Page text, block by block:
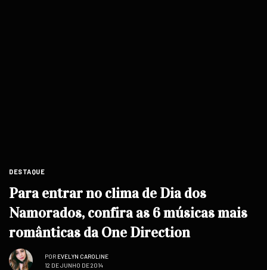
DESTAQUE
Para entrar no clima de Dia dos
Namorados, confira as 6 músicas mais
românticas da One Direction
POR EVELYN CAROLINE
12 DE JUNHO DE 2014